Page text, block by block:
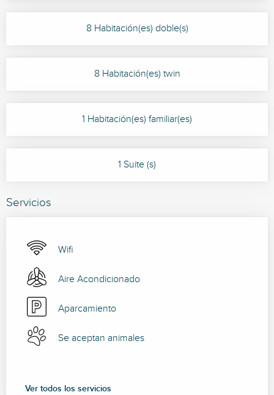
8 Habitación(es) doble(s)
8 Habitación(es) twin
1 Habitación(es) familiar(es)
1 Suite (s)
Servicios
Wifi
Aire Acondicionado
Aparcamiento
Se aceptan animales
Ver todos los servicios